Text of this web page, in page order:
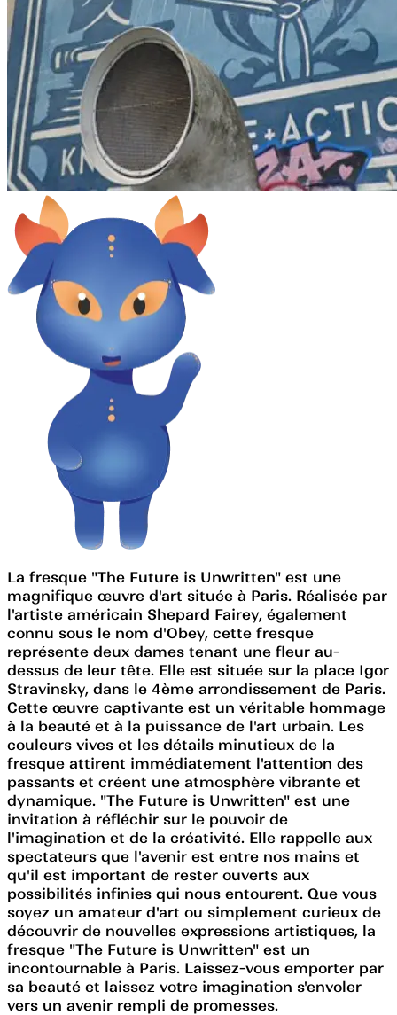
La fresque "The Future is Unwritten" est une
magnifique œuvre d'art située à Paris. Réalisée par
l'artiste américain Shepard Fairey, également
connu sous le nom d'Obey, cette fresque
représente deux dames tenant une fleur au-
dessus de leur tête. Elle est située sur la place Igor
Stravinsky, dans le 4ème arrondissement de Paris.
Cette œuvre captivante est un véritable hommage
à la beauté et à la puissance de l'art urbain. Les
couleurs vives et les détails minutieux de la
fresque attirent immédiatement l'attention des
passants et créent une atmosphère vibrante et
dynamique. "The Future is Unwritten" est une
invitation à réfléchir sur le pouvoir de
l'imagination et de la créativité. Elle rappelle aux
spectateurs que l'avenir est entre nos mains et
qu'il est important de rester ouverts aux
possibilités infinies qui nous entourent. Que vous
soyez un amateur d'art ou simplement curieux de
découvrir de nouvelles expressions artistiques, la
fresque "The Future is Unwritten" est un
incontournable à Paris. Laissez-vous emporter par
sa beauté et laissez votre imagination s'envoler
vers un avenir rempli de promesses.